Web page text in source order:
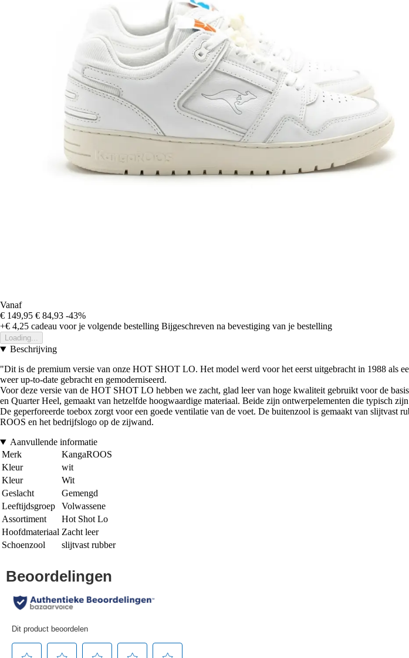
Vanaf
€ 149,95 € 84,93 -43%
+€ 4,25 cadeau voor je volgende bestelling Bijgeschreven na bevestiging van je bestelling
Loading...
Beschrijving
"Dit is de premium versie van onze HOT SHOT LO. Het model werd voor het eerst uitgebracht in 1988 als
weer up-to-date gebracht en gemoderniseerd.
Voor deze versie van de HOT SHOT LO hebben we zacht, glad leer van hoge kwaliteit gebruikt voor de
en Quarter Heel, gemaakt van hetzelfde hoogwaardige materiaal. Beide zijn ontwerpelementen die typisch
De geperforeerde toebox zorgt voor een goede ventilatie van de voet. De buitenzool is gemaakt van slijtvast
ROOS en het bedrijfslogo op de zijwand.
Aanvullende informatie
Merk
KangaROOS
Kleur
wit
Kleur
Wit
Geslacht
Gemengd
Leeftijdsgroep
Volwassene
Assortiment
Hot Shot Lo
Hoofdmateriaal Zacht leer
Schoenzool
slijtvast rubber